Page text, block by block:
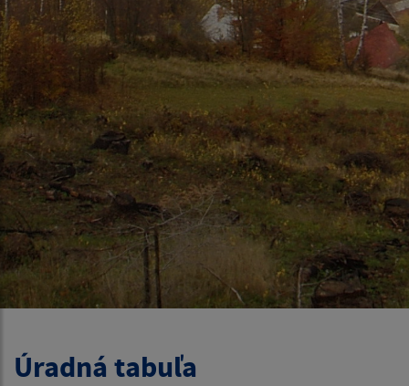
Úradná tabuľa